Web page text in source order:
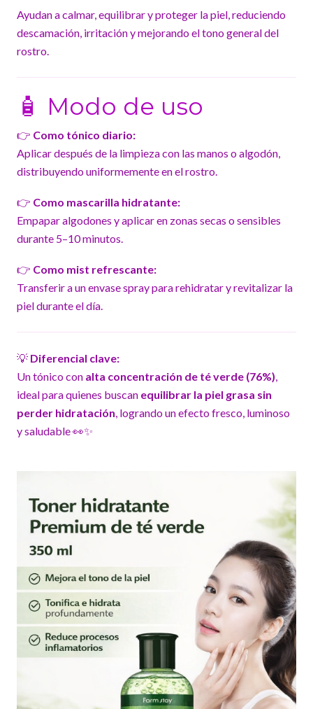
Ayudan a calmar, equilibrar y proteger la piel, reduciendo
descamación, irritación y mejorando el tono general del
rostro.
🧴 Modo de uso
👉 Como tónico diario:
Aplicar después de la limpieza con las manos o algodón,
distribuyendo uniformemente en el rostro.
👉 Como mascarilla hidratante:
Empapar algodones y aplicar en zonas secas o sensibles
durante 5–10 minutos.
👉 Como mist refrescante:
Transferir a un envase spray para rehidratar y revitalizar la
piel durante el día.
💡 Diferencial clave:
Un tónico con alta concentración de té verde (76%),
ideal para quienes buscan equilibrar la piel grasa sin
perder hidratación, logrando un efecto fresco, luminoso
y saludable 👀✨